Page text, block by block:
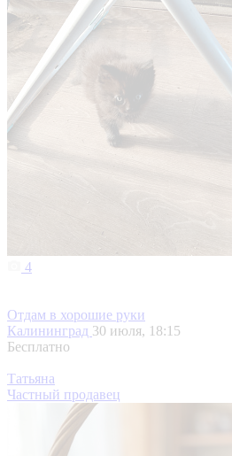
4
Отдам в хорошие руки
Калининград 30 июля, 18:15
Бесплатно
Татьяна
Частный продавец